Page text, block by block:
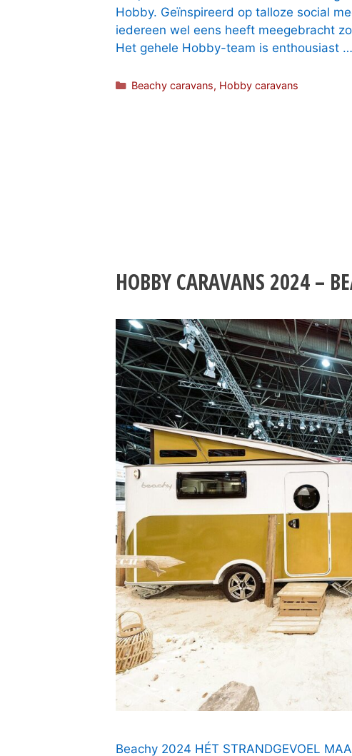
Hobby. Geïnspireerd op talloze social
iedereen wel eens heeft meegebracht
Het gehele Hobby-team is enthousiast …
Categorieën
Beachy caravans, Hobby caravans
HOBBY CARAVANS 2024 –
Beachy 2024 HÉT STRANDGEVOEL